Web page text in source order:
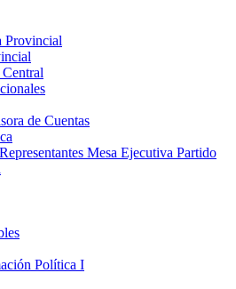
Provincial
de Cuentas
Mesa Ejecutiva Partido
Política I